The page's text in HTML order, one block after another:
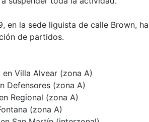
en la sede liguista de calle Brown,
de partidos.
Villa Alvear (zona A)
Defensores (zona A)
Regional (zona A)
(zona A)